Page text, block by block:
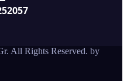
All Rights Reserved. by